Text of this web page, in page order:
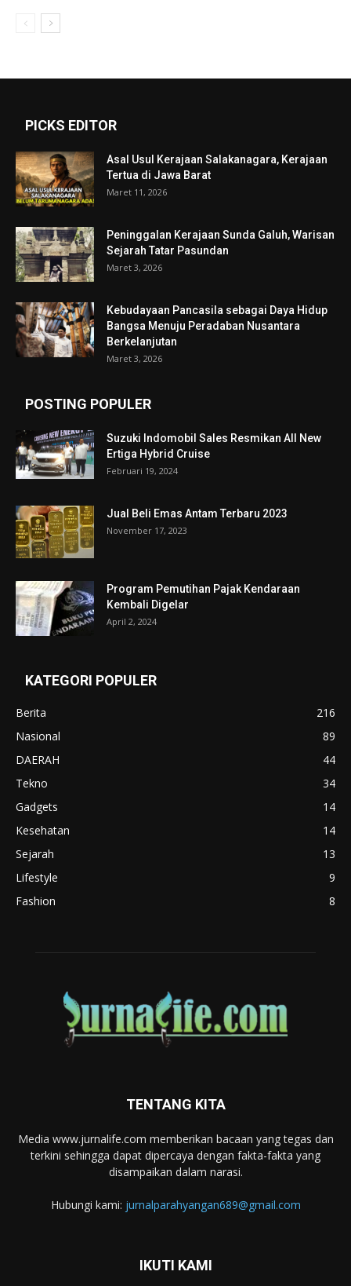
PICKS EDITOR
Asal Usul Kerajaan Salakanagara, Kerajaan
Tertua di Jawa Barat
Maret 11, 2026
Peninggalan Kerajaan Sunda Galuh, Warisan
Sejarah Tatar Pasundan
Maret 3, 2026
Kebudayaan Pancasila sebagai Daya Hidup
Bangsa Menuju Peradaban Nusantara
Berkelanjutan
Maret 3, 2026
POSTING POPULER
Suzuki Indomobil Sales Resmikan All New
Ertiga Hybrid Cruise
Februari 19, 2024
Jual Beli Emas Antam Terbaru 2023
November 17, 2023
Program Pemutihan Pajak Kendaraan
Kembali Digelar
April 2, 2024
KATEGORI POPULER
Berita
216
Nasional
89
DAERAH
44
Tekno
34
Gadgets
14
Kesehatan
14
Sejarah
13
Lifestyle
9
Fashion
8
TENTANG KITA
Media www.jurnalife.com memberikan bacaan yang tegas dan
terkini sehingga dapat dipercaya dengan fakta-fakta yang
disampaikan dalam narasi.
Hubungi kami: jurnalparahyangan689@gmail.com
IKUTI KAMI